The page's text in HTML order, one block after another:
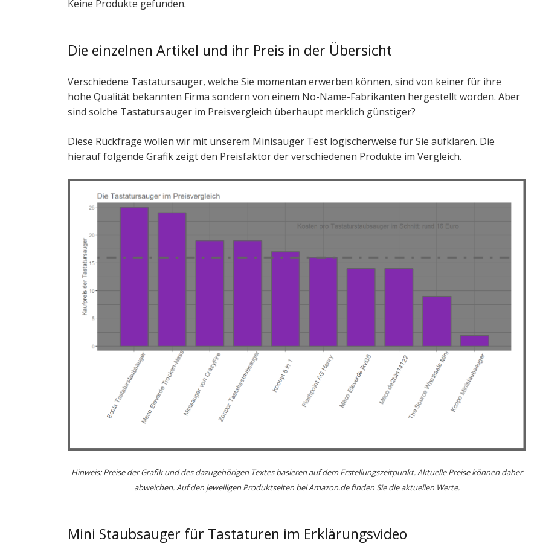
Keine Produkte gefunden.
Die einzelnen Artikel und ihr Preis in der Übersicht
Verschiedene Tastatursauger, welche Sie momentan erwerben können, sind von keiner für ihre
hohe Qualität bekannten Firma sondern von einem No-Name-Fabrikanten hergestellt worden. Aber
sind solche Tastatursauger im Preisvergleich überhaupt merklich günstiger?
Diese Rückfrage wollen wir mit unserem Minisauger Test logischerweise für Sie aufklären. Die
hierauf folgende Grafik zeigt den Preisfaktor der verschiedenen Produkte im Vergleich.
Hinweis: Preise der Grafik und des dazugehörigen Textes basieren auf dem Erstellungszeitpunkt. Aktuelle Preise können daher
abweichen. Auf den jeweiligen Produktseiten bei Amazon.de finden Sie die aktuellen Werte.
Mini Staubsauger für Tastaturen im Erklärungsvideo